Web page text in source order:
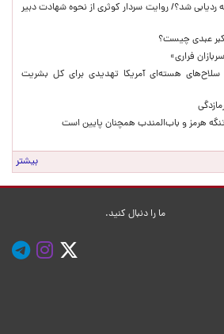
ردیابی شد؟/ روایت سردار کوثری از نحوه شهادت دبیر
عبدی چیست؟
فراری»
سلاح‌های هسته‌ای آمریکا تهدیدی برای کل بشریت
هرمز و باب‌المندب همچنان پایین است
بیشتر
ما را دنبال کنید.